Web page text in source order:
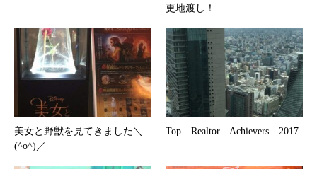
更地渡し！
美女と野獣を見てきました＼
(^o^)／
Top Realtor Achievers 2017